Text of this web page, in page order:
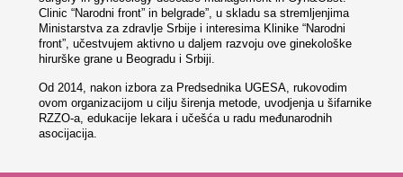
Clinic “Narodni front” in belgrade”, u skladu sa stremljenjima
Ministarstva za zdravlje Srbije i interesima Klinike “Narodni
front”, učestvujem aktivno u daljem razvoju ove ginekološke
hirurške grane u Beogradu i Srbiji.
Od 2014, nakon izbora za Predsednika UGESA, rukovodim
ovom organizacijom u cilju širenja metode, uvodjenja u šifarnike
RZZO-a, edukacije lekara i učešća u radu međunarodnih
asocijacija.